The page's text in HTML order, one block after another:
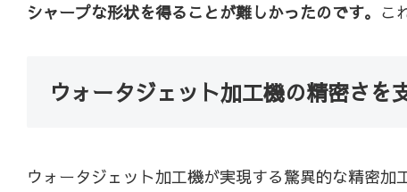
シャープな形状を得ることが難しかったのです。 こ
ウォータジェット加工機の精密さ
ウォータジェット加工機が実現する驚異的な精密